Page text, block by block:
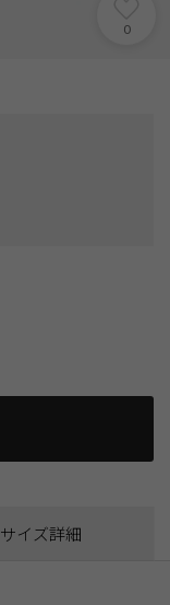
0
サイズ詳細